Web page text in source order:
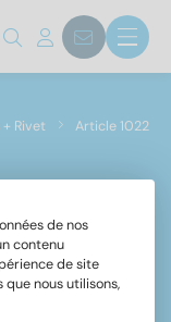
+ Rivet Article 1022
de nos
contenu
de site
que nous utilisons,